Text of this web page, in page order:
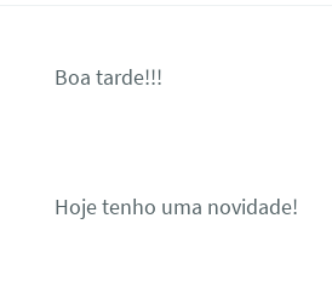
Boa tarde!!!
Hoje tenho uma novidade!